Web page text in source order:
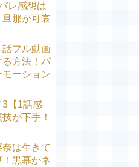
レ感想は
那が可哀
話フル動画
る方法！パ
ーション
【1話感
が下手！
は生きて
黒幕かネ